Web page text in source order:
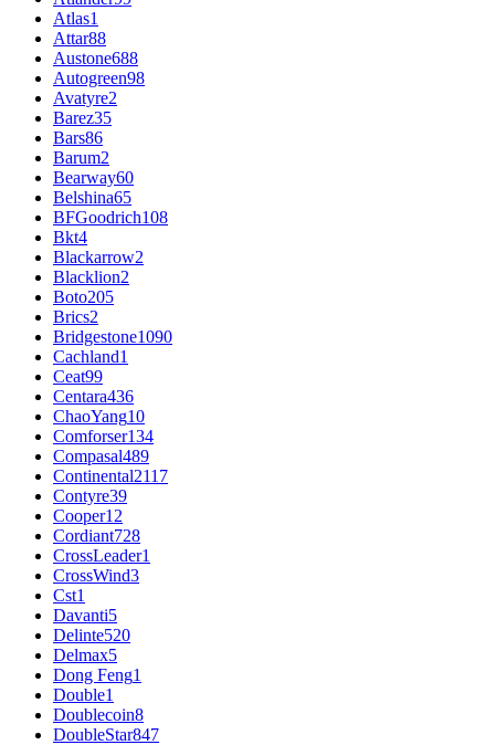
Atlas1
Attar88
Austone688
Autogreen98
Avatyre2
Barez35
Bars86
Barum2
Bearway60
Belshina65
BFGoodrich108
Bkt4
Blackarrow2
Blacklion2
Boto205
Brics2
Bridgestone1090
Cachland1
Ceat99
Centara436
ChaoYang10
Comforser134
Compasal489
Continental2117
Contyre39
Cooper12
Cordiant728
CrossLeader1
CrossWind3
Cst1
Davanti5
Delinte520
Delmax5
Dong Feng1
Double1
Doublecoin8
DoubleStar847